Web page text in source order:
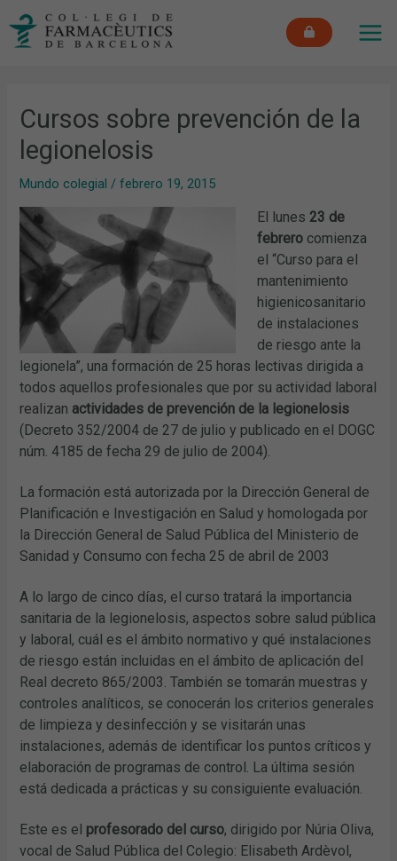
Cursos sobre prevención de la
legionelosis
Mundo colegial /febrero 19, 2015
El lunes 23 de
febrero comienza
el “Curso para el
mantenimiento
higienicosanitario
de instalaciones
de riesgo ante la
legionela”, una formación de 25 horas lectivas dirigida a
todos aquellos profesionales que por su actividad laboral
realizan actividades de prevención de la legionelosis
(Decreto 352/2004 de 27 de julio y publicado en el DOGC
núm. 4185 de fecha 29 de julio de 2004).
La formación está autorizada por la Dirección General de
Planificación e Investigación en Salud y homologada por
la Dirección General de Salud Pública del Ministerio de
Sanidad y Consumo con fecha 25 de abril de 2003
A lo largo de cinco días, el curso tratará la importancia
sanitaria de la legionelosis, aspectos sobre salud pública
y laboral, cuál es el ámbito normativo y qué instalaciones
de riesgo están incluidas en el ámbito de aplicación del
Real decreto 865/2003. También se tomarán muestras y
controles analíticos, se conocerán los criterios generales
de limpieza y desinfección y se visitarán unas
instalaciones, además de identificar los puntos críticos y
elaboración de programas de control. La última sesión
está dedicada a prácticas y su consiguiente evaluación.
Este es el profesorado del curso, dirigido por Núria Oliva,
vocal de Salud Pública del Colegio: Elisabeth Ardèvol,